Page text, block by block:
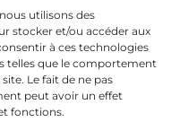
utilisons des
stocker et/ou accéder aux
à ces technologies
telles que le comportement
Le fait de ne pas
peut avoir un effet
fonctions.
Tous droits réservés
–CGV–Plan du site –Politique